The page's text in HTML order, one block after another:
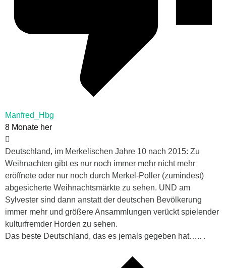
Manfred_Hbg
8 Monate her
Deutschland, im Merkelischen Jahre 10 nach 2015: Zu
Weihnachten gibt es nur noch immer mehr nicht mehr
eröffnete oder nur noch durch Merkel-Poller (zumindest)
abgesicherte Weihnachtsmärkte zu sehen. UND am
Sylvester sind dann anstatt der deutschen Bevölkerung
immer mehr und größere Ansammlungen verückt spielender
kulturfremder Horden zu sehen.
Das beste Deutschland, das es jemals gegeben hat….. .